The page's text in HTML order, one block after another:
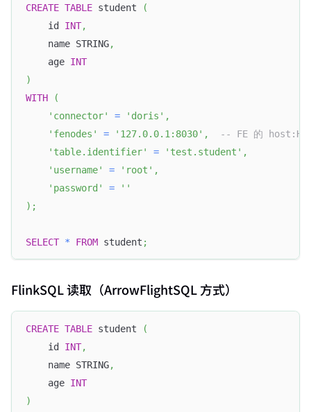
CREATE TABLE student
(
    id
INT,
    name STRING
,
    age
INT
)
WITH
(
'connector'
= 'doris' ,
'fenodes'
= '127.0.0.1:8030' ,
-- FE 的
'table.identifier'
= 'test.student' ,
'username'
= 'root' ,
'password'
=
''
) ;
SELECT * FROM student ;
FlinkSQL 读取（ArrowFlightSQL 方式）
CREATE TABLE student
(
    id
INT,
    name STRING
,
    age
INT
)